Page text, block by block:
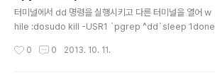
터미널에서 dd 명령을 실행시키고 다른 터미널을 열어 w
hile :dosudo kill -USR1 `pgrep ^dd`sleep 1done
0 0 2013. 10. 11.